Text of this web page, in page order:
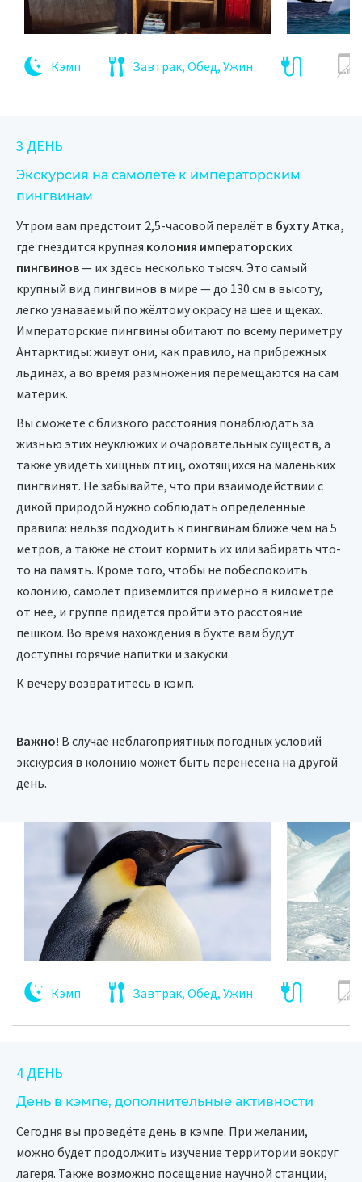
Кэмп Завтрак, Обед, Ужин
3 ДЕНЬ
Экскурсия на самолёте к императорским
пингвинам
Утром вам предстоит 2,5-часовой перелёт в бухту Атка,
где гнездится крупная колония императорских
пингвинов— их здесь несколько тысяч. Это самый
крупный вид пингвинов в мире — до 130 см в высоту,
легко узнаваемый по жёлтому окрасу на шее и щеках.
Императорские пингвины обитают по всему периметру
Антарктиды: живут они, как правило, на прибрежных
льдинах, а во время размножения перемещаются на сам
материк.
Вы сможете с близкого расстояния понаблюдать за
жизнью этих неуклюжих и очаровательных существ, а
также увидеть хищных птиц, охотящихся на маленьких
пингвинят. Не забывайте, что при взаимодействии с
дикой природой нужно соблюдать определённые
правила: нельзя подходить к пингвинам ближе чем на 5
метров, а также не стоит кормить их или забирать что-
то на память. Кроме того, чтобы не побеспокоить
колонию, самолёт приземлится примерно в километре
от неё, и группе придётся пройти это расстояние
пешком. Во время нахождения в бухте вам будут
доступны горячие напитки и закуски.
К вечеру возвратитесь в кэмп.
Важно! В случае неблагоприятных погодных условий
экскурсия в колонию может быть перенесена на другой
день.
Кэмп Завтрак, Обед, Ужин
4 ДЕНЬ
День в кэмпе, дополнительные активности
Сегодня вы проведёте день в кэмпе. При желании,
можно будет продолжить изучение территории вокруг
лагеря. Также возможно посещение научной станции,